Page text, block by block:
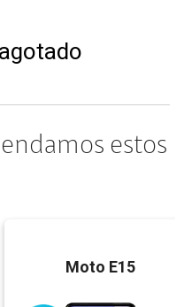
estos
Moto E15